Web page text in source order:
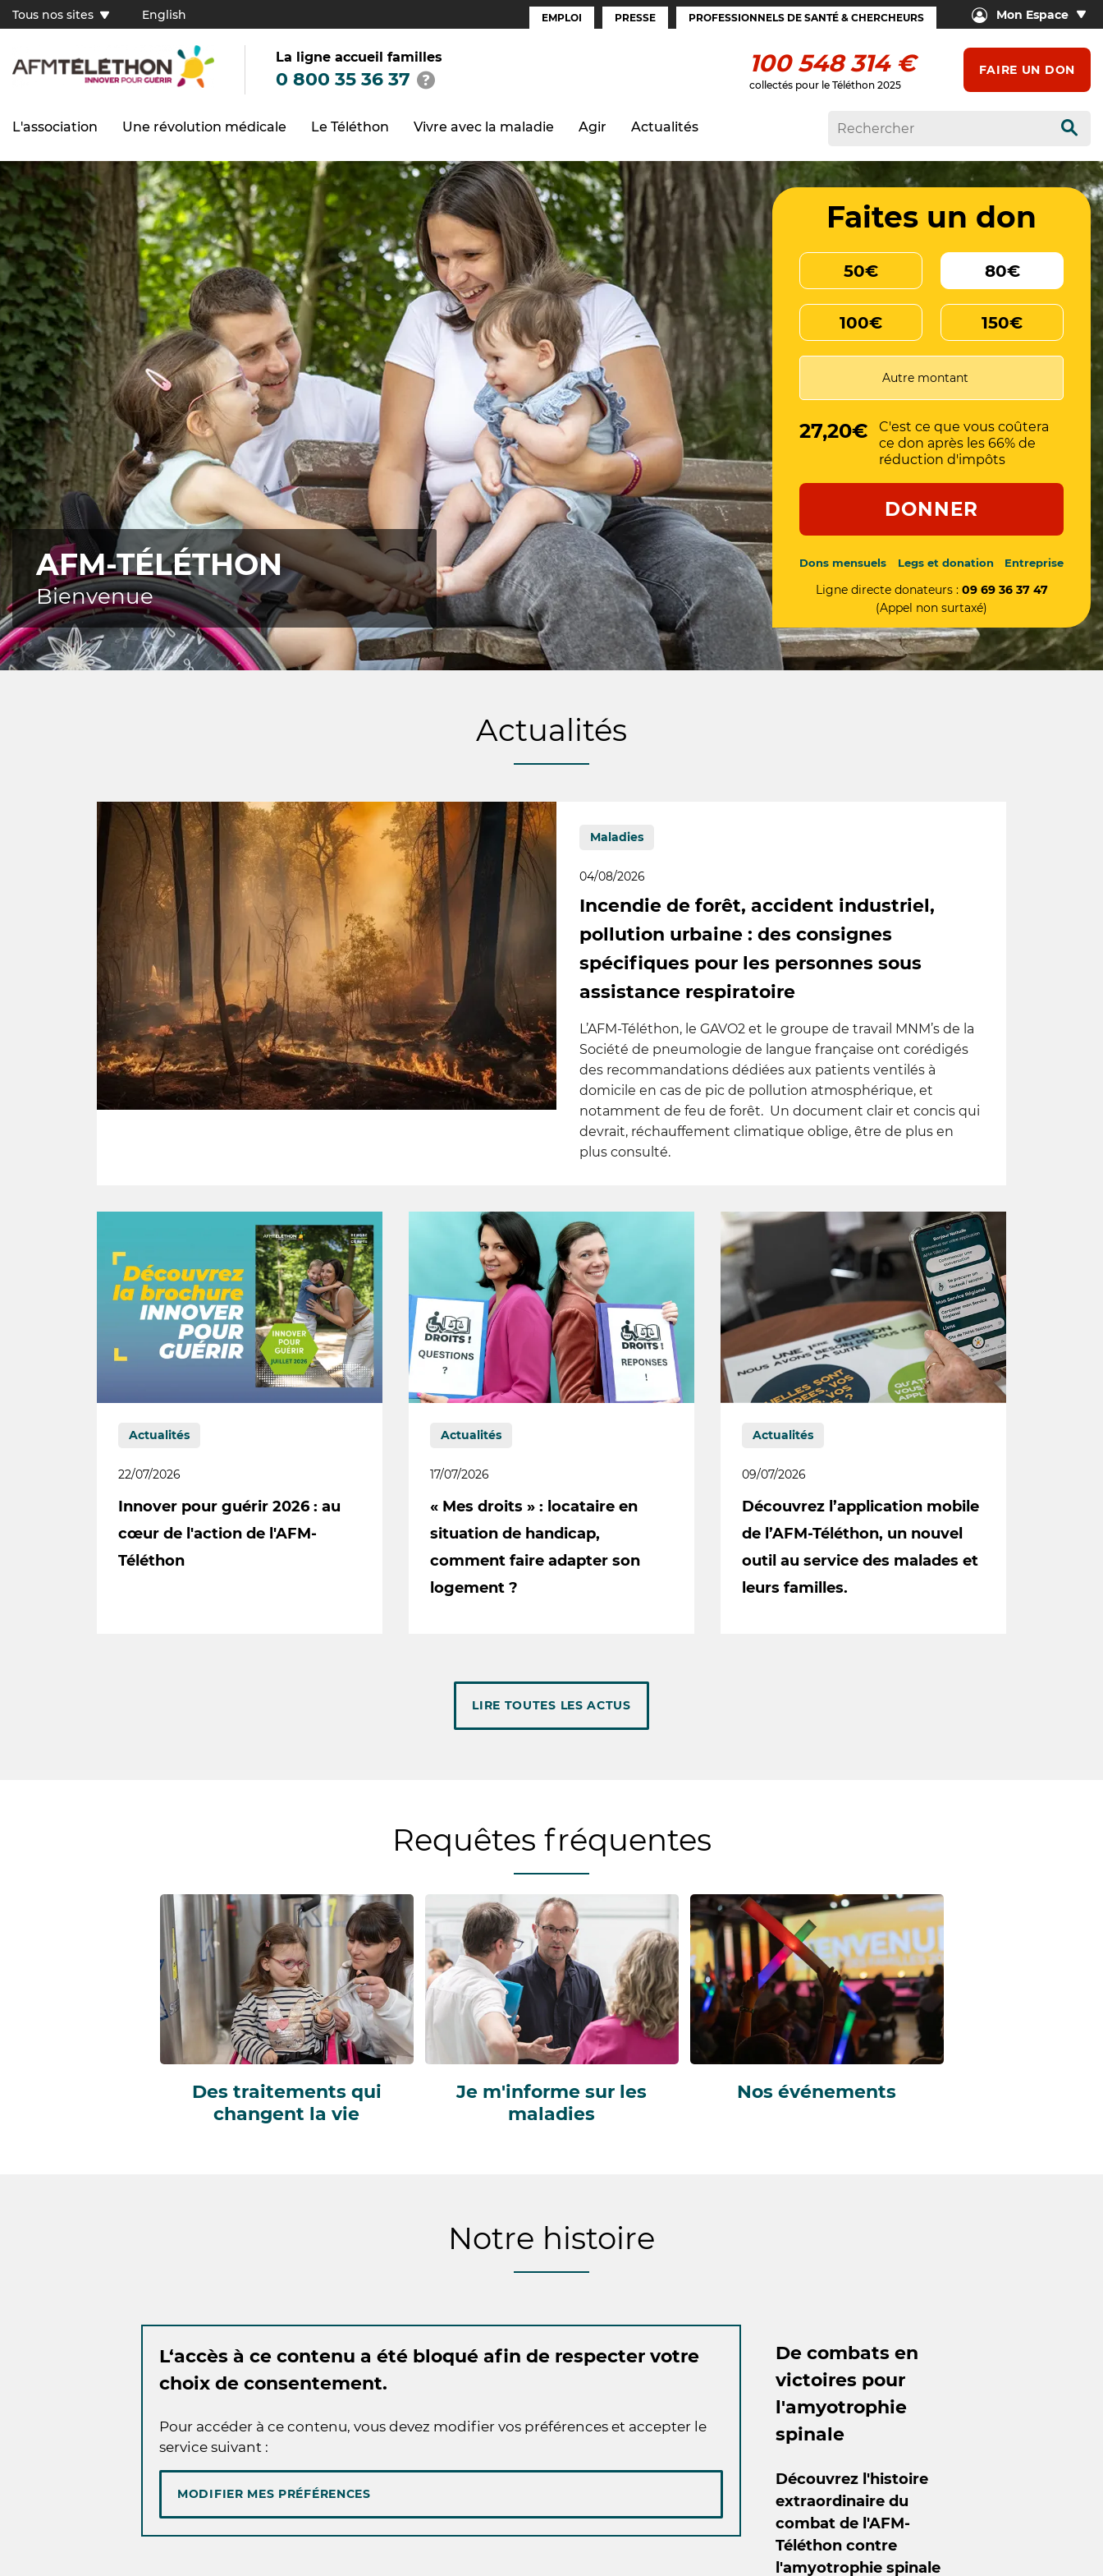
contenu
Tous
sites
(FR)
Tous nos sites English
Espaces
EMPLOI PRESSE PROFESSIONNELS DE SANTÉ & CHERCHEURS Mon Espace
La ligne accueil familles
0 800 35 36 37
100 548 314 €
collectés pour le Téléthon 2025
FAIRE UN DON
Navigation
L'association Une révolution médicale Le Téléthon Vivre avec la maladie Agir Actualités
AFM-TÉLÉTHON
Bienvenue
Faites un don
50€ 80€
100€ 150€
27,20€
C'est ce que vous coûtera
ce don après les 66% de
réduction d'impôts
DONNER
Dons mensuels Legs et donation Entreprise
Ligne directe donateurs : 09 69 36 37 47
(Appel non surtaxé)
Actualités
Maladies
04/08/2026
Incendie de forêt, accident industriel,
pollution urbaine : des consignes
spécifiques pour les personnes sous
assistance respiratoire
L’AFM-Téléthon, le GAVO2 et le groupe de travail MNM’s de la
Société de pneumologie de langue française ont corédigés
des recommandations dédiées aux patients ventilés à
domicile en cas de pic de pollution atmosphérique, et
notamment de feu de forêt. Un document clair et concis qui
devrait, réchauffement climatique oblige, être de plus en
plus consulté.
Actualités
22/07/2026
Innover pour guérir 2026 : au
cœur de l'action de l'AFM-
Téléthon
Actualités
17/07/2026
« Mes droits » : locataire en
situation de handicap,
comment faire adapter son
logement ?
Actualités
09/07/2026
Découvrez l’application mobile
de l’AFM-Téléthon, un nouvel
outil au service des malades et
leurs familles.
LIRE TOUTES LES ACTUS
Requêtes fréquentes
Des traitements qui
changent la vie
Je m'informe sur les
maladies
Nos événements
Notre histoire
L‘accès à ce contenu a été bloqué afin de respecter votre
choix de consentement.
Pour accéder à ce contenu, vous devez modifier vos préférences et accepter le
service suivant :
MODIFIER MES PRÉFÉRENCES
De combats en
victoires pour
l'amyotrophie
spinale
Découvrez l'histoire
extraordinaire du
combat de l'AFM-
Téléthon contre
l'amyotrophie spinale